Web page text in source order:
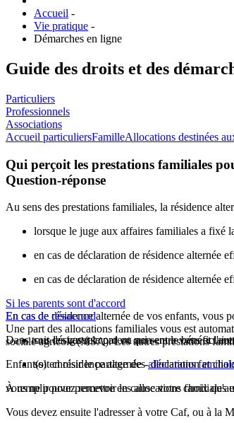
Accueil -
Vie pratique -
Démarches en ligne
Guide des droits et des
Particuliers
Professionnels
Associations
Accueil particuliersFamilleAllocations destinées
Qui perçoit les prestations familiales
Question-réponse
Au sens des prestations familiales, la résidence
lorsque le juge aux affaires familiales a fixé
en cas de déclaration de résidence alternée
en cas de déclaration de résidence alternée
Si les parents sont d'accord
En cas de résidence alternée de vos enfants, vous
soit désigner le parent qui sera le
soit choisir le partage desallocations
vous ne pouvez remettre en cause votre choix
En cas de désaccord
Une part des allocations familiales vous est
sociale agricole (MSA). Les autres prestations
Dans tous les cas (accord ou non entre vous et
Enfant(s) en résidence alternée - déclaration et
À remplir pour percevoir les allocations familiales
Vous devez ensuite l'adresser à votre Caf, ou à la